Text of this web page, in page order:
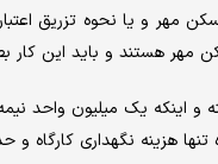
مهر و یا نحوه تزریق
مهر هستند و باید این کار